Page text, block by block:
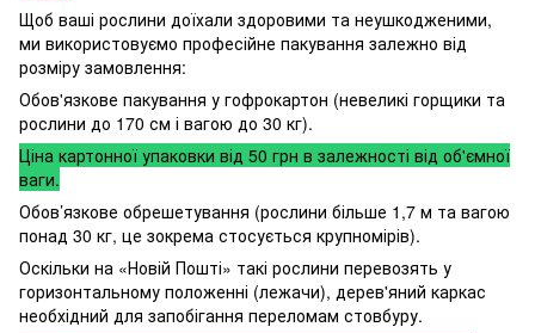
Щоб ваші рослини доїхали здоровими та неушкодженими,
ми використовуємо професійне пакування залежно від
розміру замовлення:
Обов'язкове пакування у гофрокартон (невеликі горщики та
рослини до 170 см і вагою до 30 кг).
Ціна картонної упаковки від 50 грн в залежності від об'ємної
ваги.
Обов’язкове обрешетування (рослини більше 1,7 м та вагою
понад 30 кг, це зокрема стосується крупномірів).
Оскільки на «Новій Пошті» такі рослини перевозять у
горизонтальному положенні (лежачи), дерев'яний каркас
необхідний для запобігання переломам стовбуру.